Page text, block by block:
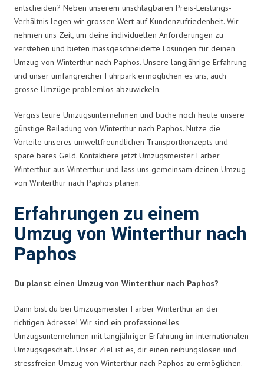
entscheiden? Neben unserem unschlagbaren Preis-Leistungs-
Verhältnis legen wir grossen Wert auf Kundenzufriedenheit. Wir
nehmen uns Zeit, um deine individuellen Anforderungen zu
verstehen und bieten massgeschneiderte Lösungen für deinen
Umzug von Winterthur nach Paphos. Unsere langjährige Erfahrung
und unser umfangreicher Fuhrpark ermöglichen es uns, auch
grosse Umzüge problemlos abzuwickeln.
Vergiss teure Umzugsunternehmen und buche noch heute unsere
günstige Beiladung von Winterthur nach Paphos. Nutze die
Vorteile unseres umweltfreundlichen Transportkonzepts und
spare bares Geld. Kontaktiere jetzt Umzugsmeister Farber
Winterthur aus Winterthur und lass uns gemeinsam deinen Umzug
von Winterthur nach Paphos planen.
Erfahrungen zu einem
Umzug von Winterthur nach
Paphos
Du planst einen Umzug von Winterthur nach Paphos?
Dann bist du bei Umzugsmeister Farber Winterthur an der
richtigen Adresse! Wir sind ein professionelles
Umzugsunternehmen mit langjähriger Erfahrung im internationalen
Umzugsgeschäft. Unser Ziel ist es, dir einen reibungslosen und
stressfreien Umzug von Winterthur nach Paphos zu ermöglichen.